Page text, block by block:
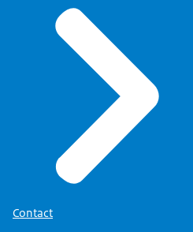
Contact